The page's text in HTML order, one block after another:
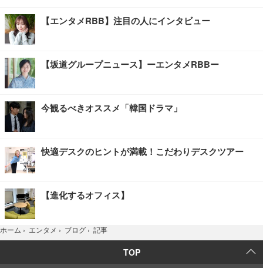
【エンタメRBB】注目の人にインタビュー
【坂道グループニュース】ーエンタメRBBー
今観るべきオススメ「韓国ドラマ」
快適デスクのヒントが満載！こだわりデスクツアー
【進化するオフィス】
ホーム › エンタメ › ブログ › 記事
TOP